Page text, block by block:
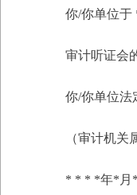
你/你单位
审计听证会
你/你单位法
（审计机关
* * * *年*月